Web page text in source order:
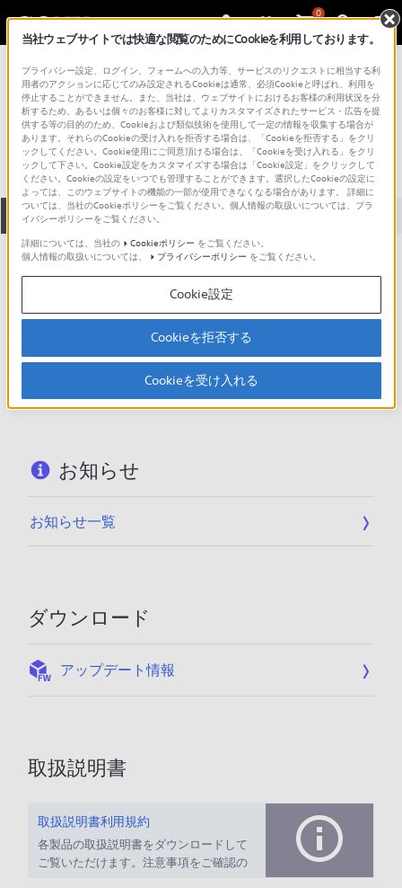
0
総合サポート・お問い合わせ VGN シリーズ
VGN-TX91PSQ1C
全て ダウンロード 取扱説明書 Q&A
製品に関する重要なお知らせ
お知らせ
製品に関する重要なお知らせ
重要なお知らせ一覧
お知らせ
お知らせ一覧
ダウンロード
アップデート情報
取扱説明書
取扱説明書利用規約
各製品の取扱説明書をダウンロードして
ご覧いただけます。注意事項をご確認の
当社ウェブサイトでは快適な閲覧のためにCookieを利用しております。
プライバシー設定、ログイン、フォームへの入力等、サービスのリクエストに相当する利
用者のアクションに応じてのみ設定されるCookieは通常、必須Cookieと呼ばれ、利用を
停止することができません。また、当社は、ウェブサイトにおけるお客様の利用状況を分
析するため、あるいは個々のお客様に対してよりカスタマイズされたサービス・広告を提
供する等の目的のため、Cookieおよび類似技術を使用して一定の情報を収集する場合が
あります。それらのCookieの受け入れを拒否する場合は、「Cookieを拒否する」をクリ
ックしてください。Cookie使用にご同意頂ける場合は、「Cookieを受け入れる」をクリ
ックして下さい。Cookie設定をカスタマイズする場合は「Cookie設定」をクリックして
ください。Cookieの設定をいつでも管理することができます。選択したCookieの設定に
よっては、このウェブサイトの機能の一部が使用できなくなる場合があります。 詳細に
ついては、当社のCookieポリシーをご覧ください。個人情報の取扱いについては、プラ
イバシーポリシーをご覧ください。
詳細については、当社の
Cookieポリシー をご覧ください。
個人情報の取扱いについては、
プライバシーポリシー をご覧ください。
Cookie設定
Cookieを拒否する
Cookieを受け入れる